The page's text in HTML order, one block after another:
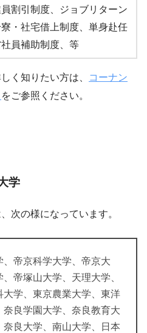
割引制度、ジョブリターン
・社宅借上制度、単身赴任
員補助制度、等
く知りたい方は、
コーナン
をご参照ください。
学
次の様になっています。
、帝京科学大学、帝京大
帝塚山大学、天理大学、
大学、東京農業大学、東洋
奈良学園大学、奈良教育大
良大学、南山大学、日本